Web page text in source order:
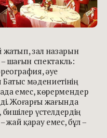
жатып, зал назарын
шағын спектакль:
әуе
мәдениетінің
емес, көрермендер
Жоғарғы жағында
үстелдердің
жай қарау емес, бұл –